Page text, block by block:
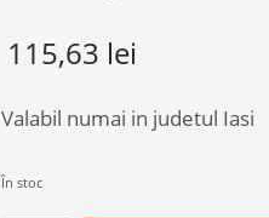
115,63 lei
Valabil numai in judetul Iasi
În stoc